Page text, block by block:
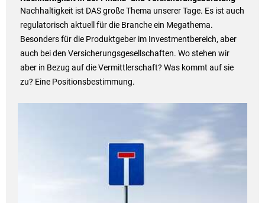
Nachhaltigkeit ist DAS große Thema unserer Tage. Es ist auch
regulatorisch aktuell für die Branche ein Megathema.
Besonders für die Produktgeber im Investmentbereich, aber
auch bei den Versicherungsgesellschaften. Wo stehen wir
aber in Bezug auf die Vermittlerschaft? Was kommt auf sie
zu? Eine Positionsbestimmung.